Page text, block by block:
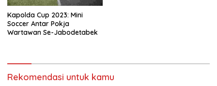
Kapolda Cup 2023: Mini
Soccer Antar Pokja
Wartawan Se-Jabodetabek
Rekomendasi untuk kamu